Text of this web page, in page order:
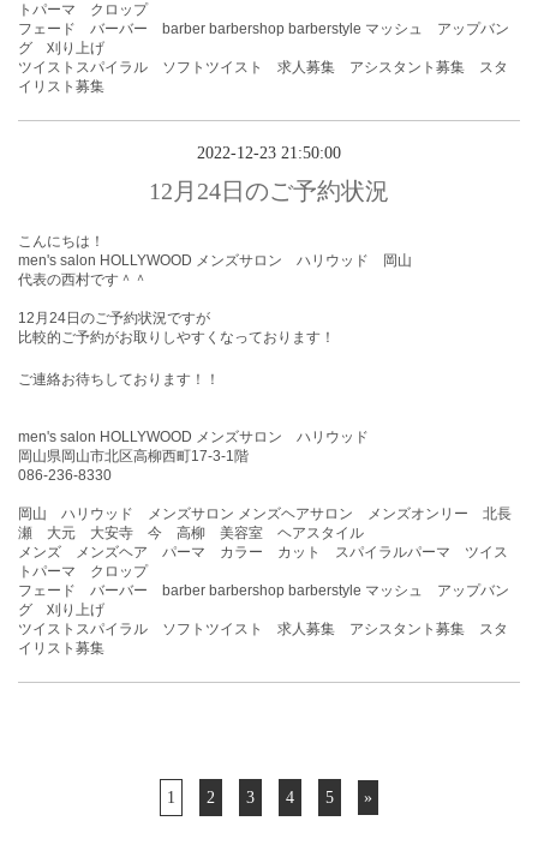
トパーマ クロップ
フェード バーバー barber barbershop barberstyle マッシュ アップバン
グ 刈り上げ
ツイストスパイラル ソフトツイスト 求人募集 アシスタント募集 スタ
イリスト募集
2022-12-23 21:50:00
12月24日のご予約状況
こんにちは！
men's salon HOLLYWOOD メンズサロン ハリウッド 岡山
代表の西村です＾＾
12月24日 のご予約状況ですが
比較的ご予約がお取りしやすくなっております！
ご連絡お待ちしております！！
men's salon HOLLYWOOD メンズサロン ハリウッド
岡山県岡山市北区高柳西町17-3-1階
086-236-8330
岡山 ハリウッド メンズサロン メンズヘアサロン メンズオンリー 北長
瀬 大元 大安寺 今 高柳 美容室 ヘアスタイル
メンズ メンズヘア パーマ カラー カット スパイラルパーマ ツイス
トパーマ クロップ
フェード バーバー barber barbershop barberstyle マッシュ アップバン
グ 刈り上げ
ツイストスパイラル ソフトツイスト 求人募集 アシスタント募集 スタ
イリスト募集
1 2 3 4 5 »